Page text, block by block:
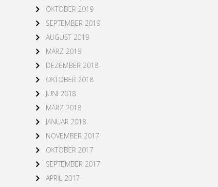
OKTOBER 2019
SEPTEMBER 2019
AUGUST 2019
MÄRZ 2019
DEZEMBER 2018
OKTOBER 2018
JUNI 2018
MÄRZ 2018
JANUAR 2018
NOVEMBER 2017
OKTOBER 2017
SEPTEMBER 2017
APRIL 2017